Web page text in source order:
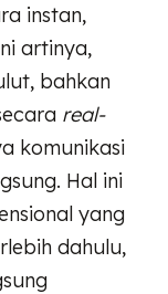
instan,
artinya,
bahkan
real-
komunikasi
Hal ini
yang
dahulu,